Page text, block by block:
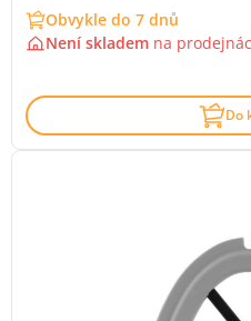
Obvykle do 7 dnů
Není skladem na
Do